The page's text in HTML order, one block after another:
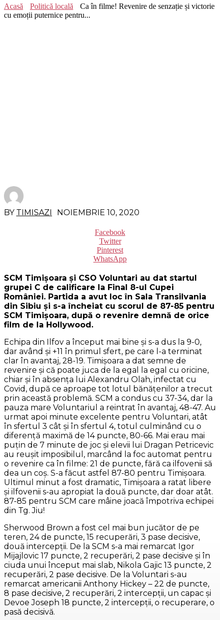
Acasă Politică locală
Ca în filme! Revenire de senzație și victorie
cu emoții puternice pentru...
BY TIMISAZI NOIEMBRIE 10, 2020
Facebook
Twitter
Pinterest
WhatsApp
SCM Timișoara și CSO Voluntari au dat startul
grupei C de calificare la Final 8-ul Cupei
României. Partida a avut loc în Sala Transilvania
din Sibiu și s-a încheiat cu scorul de 87-85 pentru
SCM Timișoara, după o revenire demnă de orice
film de la Hollywood.
Echipa din Ilfov a început mai bine și s-a dus la 9-0,
dar având și +11 în primul sfert, pe care l-a terminat
clar în avantaj, 28-19. Timișoara a dat semne de
revenire și că poate juca de la egal la egal cu oricine,
chiar și în absența lui Alexandru Olah, infectat cu
Covid, după ce aproape tot lotul bănățenilor a trecut
prin această problemă. SCM a condus cu 37-34, dar la
pauza mare Voluntariul a reintrat în avantaj, 48-47. Au
urmat apoi minute excelente pentru Voluntari, atât
în sfertul 3 cât și în sfertul 4, totul culminând cu o
diferență maximă de 14 puncte, 80-66. Mai erau mai
puțin de 7 minute de joc și elevii lui Dragan Petricevic
au reușit imposibilul, marcând la foc automat pentru
o revenire ca în filme: 21 de puncte, fără ca ilfovenii să
dea un coş. S-a făcut astfel 87-80 pentru Timișoara.
Ultimul minut a fost dramatic, Timișoara a ratat libere
și ilfovenii s-au apropiat la două puncte, dar doar atât.
87-85 pentru SCM care mâine joacă împotriva echipei
din Tg. Jiu!
Sherwood Brown a fost cel mai bun jucător de pe
teren, 24 de puncte, 15 recuperări, 3 pase decisive,
două intercepții. De la SCM s-a mai remarcat Igor
Mijajlovic 17 puncte, 2 recuperări, 2 pase decisive și în
ciuda unui început mai slab, Nikola Gajic 13 puncte, 2
recuperări, 2 pase decisive. De la Voluntari s-au
remarcat americanii Anthony Hickey – 22 de puncte,
8 pase decisive, 2 recuperări, 2 intercepții, un capac și
Devoe Joseph 18 puncte, 2 intercepții, o recuperare, o
pasă decisivă.